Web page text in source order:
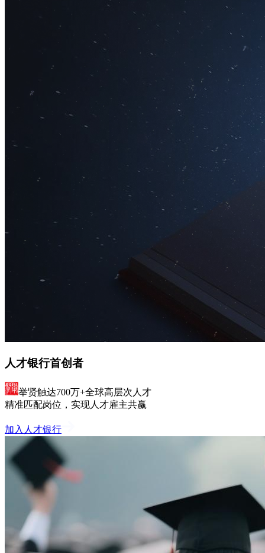
人才银行首创者
举贤触达700万+全球高层次人才
精准匹配岗位，实现人才雇主共赢
加入人才银行